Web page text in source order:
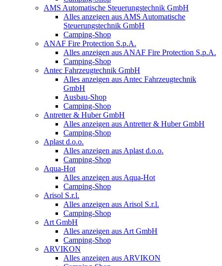
AMS Automatische Steuerungstechnik GmbH
Alles anzeigen aus AMS Automatische
Steuerungstechnik GmbH
Camping-Shop
ANAF Fire Protection S.p.A.
Alles anzeigen aus ANAF Fire Protection S.p.A.
Camping-Shop
Antec Fahrzeugtechnik GmbH
Alles anzeigen aus Antec Fahrzeugtechnik
GmbH
Ausbau-Shop
Camping-Shop
Antretter & Huber GmbH
Alles anzeigen aus Antretter & Huber GmbH
Camping-Shop
Aplast d.o.o.
Alles anzeigen aus Aplast d.o.o.
Camping-Shop
Aqua-Hot
Alles anzeigen aus Aqua-Hot
Camping-Shop
Arisol S.r.l.
Alles anzeigen aus Arisol S.r.l.
Camping-Shop
Art GmbH
Alles anzeigen aus Art GmbH
Camping-Shop
ARVIKON
Alles anzeigen aus ARVIKON